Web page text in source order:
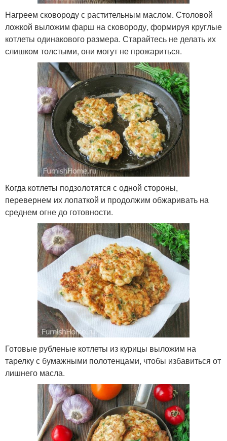
Нагреем сковороду с растительным маслом. Столовой
ложкой выложим фарш на сковороду, формируя круглые
котлеты одинакового размера. Старайтесь не делать их
слишком толстыми, они могут не прожариться.
Когда котлеты подзолотятся с одной стороны,
перевернем их лопаткой и продолжим обжаривать на
среднем огне до готовности.
Готовые рубленые котлеты из курицы выложим на
тарелку с бумажными полотенцами, чтобы избавиться от
лишнего масла.